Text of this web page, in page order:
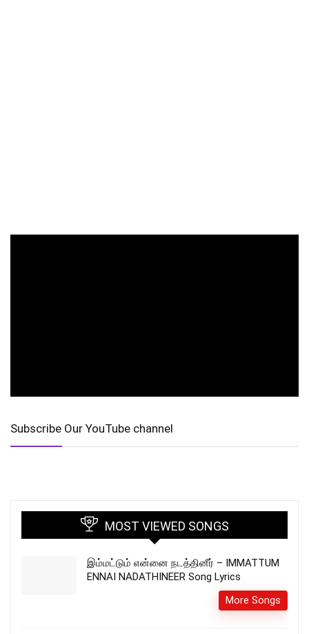
Subscribe Our YouTube channel
MOST VIEWED SONGS
இம்மட்டும் என்னை நடத்தினீர் – IMMATTUM
ENNAI NADATHINEER Song Lyrics
More Songs